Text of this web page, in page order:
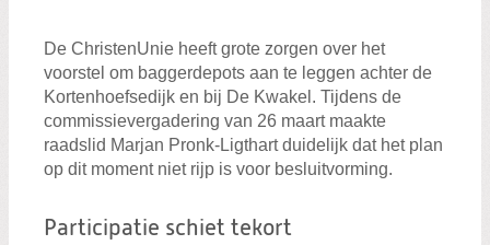
De ChristenUnie heeft grote zorgen over het
voorstel om baggerdepots aan te leggen achter de
Kortenhoefsedijk en bij De Kwakel. Tijdens de
commissievergadering van 26 maart maakte
raadslid Marjan Pronk-Ligthart duidelijk dat het plan
op dit moment niet rijp is voor besluitvorming.
Participatie schiet tekort